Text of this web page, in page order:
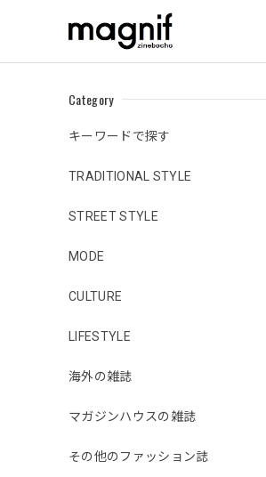
Category
キーワードで探す
TRADITIONAL STYLE
STREET STYLE
MODE
CULTURE
LIFESTYLE
海外の雑誌
マガジンハウスの雑誌
その他のファッション誌